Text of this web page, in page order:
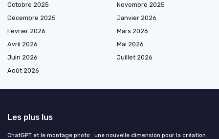
Octobre 2025
Novembre 2025
Décembre 2025
Janvier 2026
Février 2026
Mars 2026
Avril 2026
Mai 2026
Juin 2026
Juillet 2026
Août 2026
Les plus lus
ChatGPT et le montage photo : une nouvelle dimension pour la création